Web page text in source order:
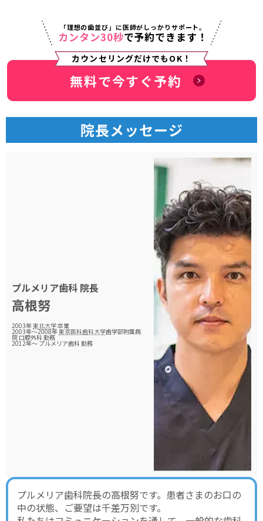
「理想の歯並び」に医師がしっかりサポート。
カンタン30秒で予約できます！
カウンセリングだけでもOK！
無料で今すぐ予約
院長メッセージ
プルメリア歯科 院長
高根努
2003年東北大学卒業
2003年～2008年東京医科歯科大学歯学部附属病
院 口腔外科 勤務
2012年～ プルメリア歯科 勤務
プルメリア歯科院長の高根努です。患者さまのお口の
中の状態、ご要望は千差万別です。